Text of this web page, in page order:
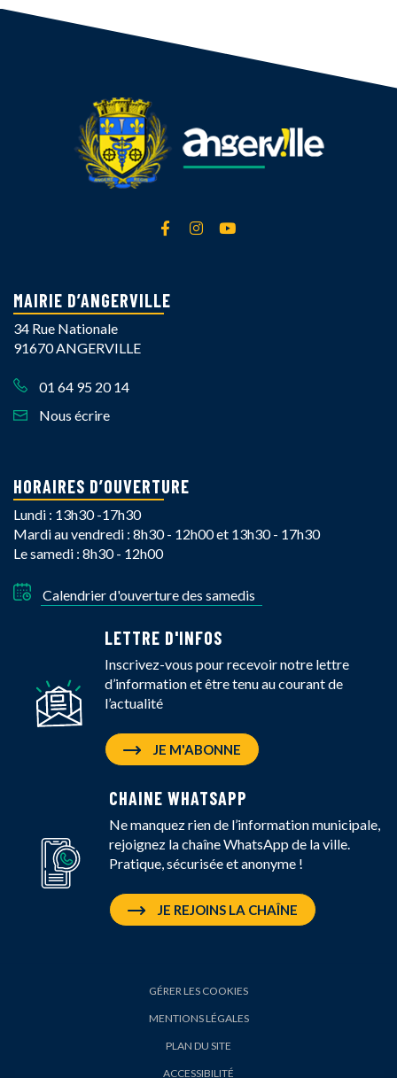
Lien vers le compte Facebook
Lien vers le compte
MAIRIE D’ANGERVILLE
34 Rue Nationale
91670 ANGERVILLE
01 64 95 20 14
Nous écrire
HORAIRES D’OUVERTURE
Lundi : 13h30 -17h30
Mardi au vendredi : 8h30 - 12h00 et 13h30 - 17h30
Le samedi : 8h30 - 12h00
Calendrier d'ouverture des samedis
LETTRE D'INFOS
Inscrivez-vous pour recevoir notre lettre
d’information et être tenu au courant de
l’actualité
JE M'ABONNE
CHAINE WHATSAPP
Ne manquez rien de l’information municipale,
rejoignez la chaîne WhatsApp de la ville.
Pratique, sécurisée et anonyme !
JE REJOINS LA CHAÎNE
GÉRER LES COOKIES
MENTIONS LÉGALES
PLAN DU SITE
ACCESSIBILITÉ